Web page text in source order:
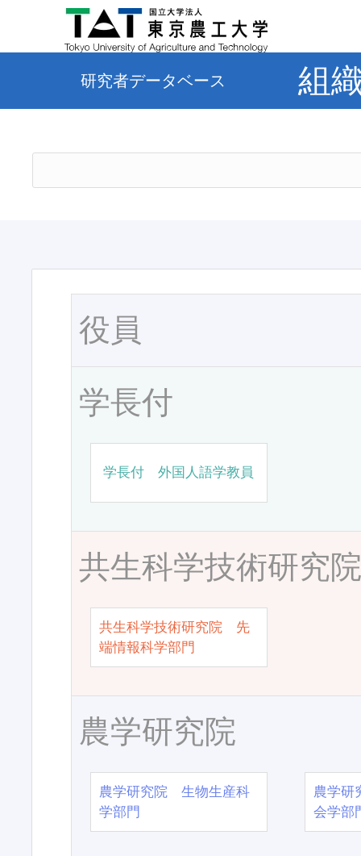
研究者データベース 組
役員
学長付
学長付 外国人語学教員
共生科学技術研究
共生科学技術研究院 先
端情報科学部門
農学研究院
農学研究院 生物生産科
学部門
農学
会学部